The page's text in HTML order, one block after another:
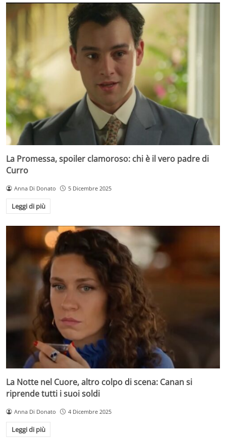
La Promessa, spoiler clamoroso: chi è il vero padre di
Curro
Anna Di Donato 5 Dicembre 2025
Leggi di più
La Notte nel Cuore, altro colpo di scena: Canan si
riprende tutti i suoi soldi
Anna Di Donato 4 Dicembre 2025
Leggi di più